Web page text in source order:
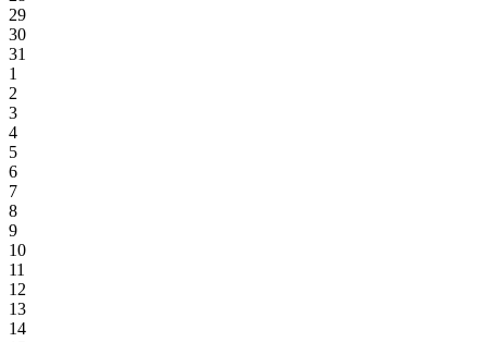
29
30
31
1
2
3
4
5
6
7
8
9
10
11
12
13
14